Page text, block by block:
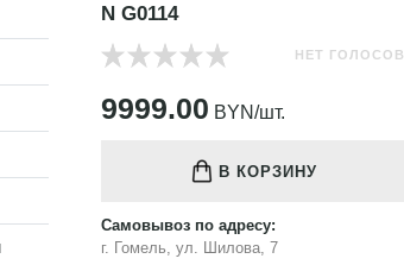
N G0114
НЕТ ГОЛОСОВ
9999.00 BYN/шт.
В КОРЗИНУ
Самовывоз по адресу:
г. Гомель, ул. Шилова, 7